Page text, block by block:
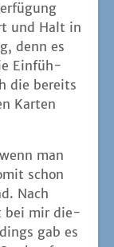
und Halt in
denn es
Ein­füh­
die bereits
Kar­ten
man
schon
Nach
bei mir die­
gab es